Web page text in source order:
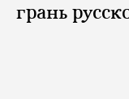
грань